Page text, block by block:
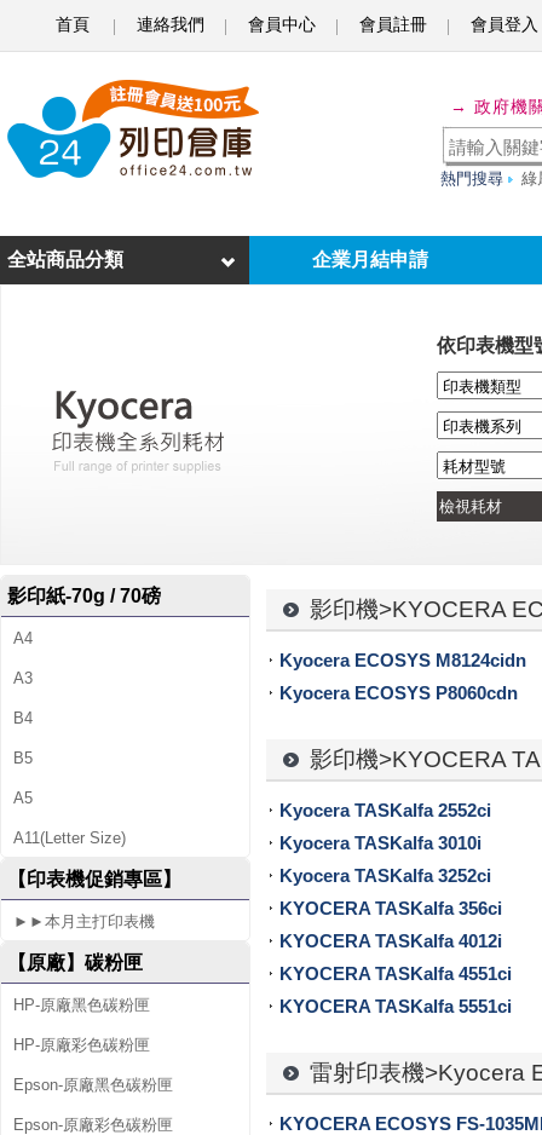
首頁 連絡我們 會員中心 會員註冊 會員登入
f
c
e
專
售
廠
牌
碳
粉
匣
、
墨
匣
→ 政府機
熱門搜尋 綠
企業月結申請
全站商品分類
依印表機型
影印紙-70g / 70磅
A4
A3
B4
B5
A5
A11(Letter Size)
【印表機促銷專區】
►►本月主打印表機
【原廠】碳粉匣
HP-原廠黑色碳粉匣
HP-原廠彩色碳粉匣
Epson-原廠黑色碳粉匣
Epson-原廠彩色碳粉匣
影印機>KYOCERA
Kyocera ECOSYS M8124cidn
Kyocera ECOSYS P8060cdn
影印機>KYOCERA
Kyocera TASKalfa 2552ci
Kyocera TASKalfa 3010i
Kyocera TASKalfa 3252ci
KYOCERA TASKalfa 356ci
KYOCERA TASKalfa 4012i
KYOCERA TASKalfa 4551ci
KYOCERA TASKalfa 5551ci
雷射印表機>Kyocera
KYOCERA ECOSYS FS-